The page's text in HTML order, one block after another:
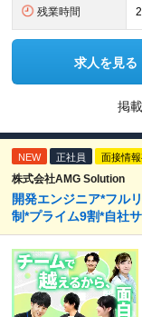
残業時間
求人を見る
掲
NEW 正社員 面接情
株式会社AMG Solution
開発エンジニア*フル
制*プライム9割*自社